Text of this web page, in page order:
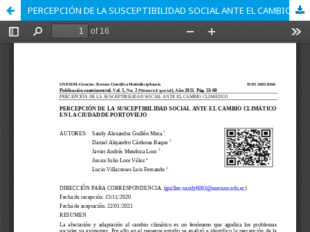
PERCEPCIÓN DE LA SUSCEPTIBILIDAD SOCIAL ANTE EL CAMBIO CLIMÁTICO EN LA CIUDAD DE PORTOVIEJO